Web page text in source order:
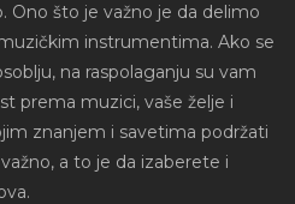
Ono što je važno je da delimo
instrumentima. Ako se
na raspolaganju su vam
prema muzici, vaše želje i
znanjem i savetima podržati
a to je da izaberete i